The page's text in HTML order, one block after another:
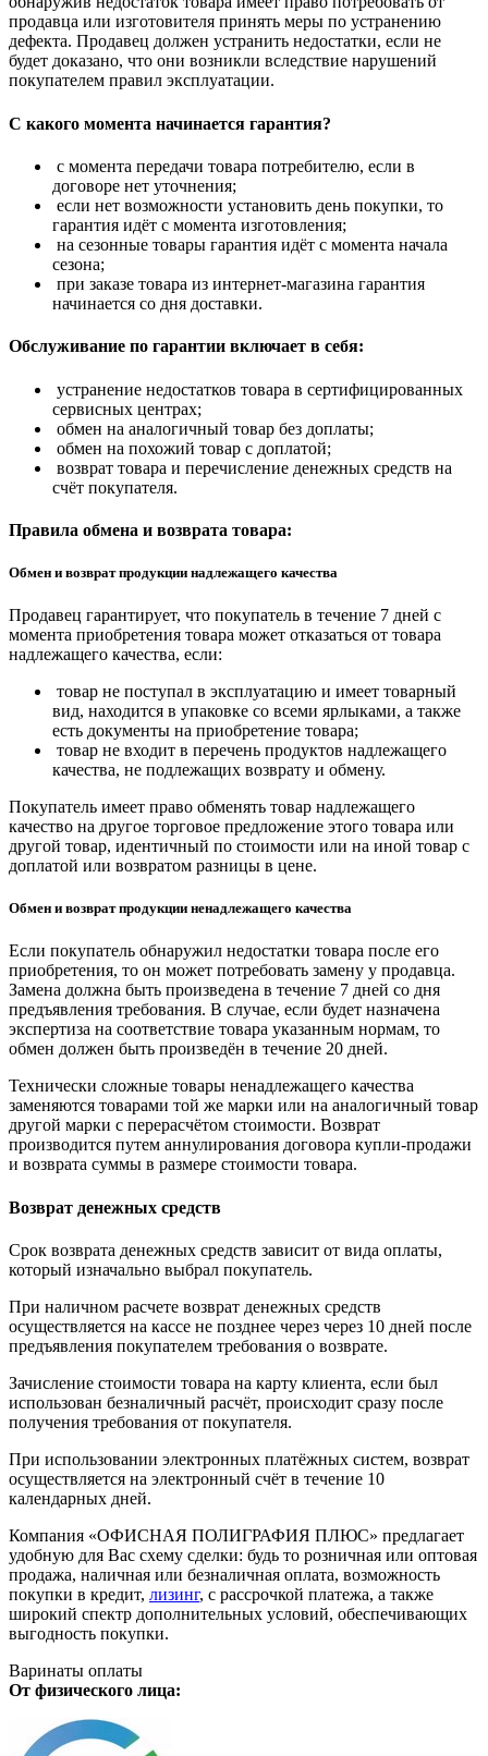
продавца или изготовителя принять меры по устранению
дефекта. Продавец должен устранить недостатки, если не
будет доказано, что они возникли вследствие нарушений
покупателем правил эксплуатации.
С какого момента начинается гарантия?
с момента передачи товара потребителю, если в
договоре нет уточнения;
если нет возможности установить день покупки, то
гарантия идёт с момента изготовления;
на сезонные товары гарантия идёт с момента начала
сезона;
при заказе товара из интернет-магазина гарантия
начинается со дня доставки.
Обслуживание по гарантии включает в себя:
устранение недостатков товара в сертифицированных
сервисных центрах;
обмен на аналогичный товар без доплаты;
обмен на похожий товар с доплатой;
возврат товара и перечисление денежных средств на
счёт покупателя.
Правила обмена и возврата товара:
Обмен и возврат продукции надлежащего качества
Продавец гарантирует, что покупатель в течение 7 дней с
момента приобретения товара может отказаться от товара
надлежащего качества, если:
товар не поступал в эксплуатацию и имеет товарный
вид, находится в упаковке со всеми ярлыками, а также
есть документы на приобретение товара;
товар не входит в перечень продуктов надлежащего
качества, не подлежащих возврату и обмену.
Покупатель имеет право обменять товар надлежащего
качество на другое торговое предложение этого товара или
другой товар, идентичный по стоимости или на иной товар с
доплатой или возвратом разницы в цене.
Обмен и возврат продукции ненадлежащего качества
Если покупатель обнаружил недостатки товара после его
приобретения, то он может потребовать замену у продавца.
Замена должна быть произведена в течение 7 дней со дня
предъявления требования. В случае, если будет назначена
экспертиза на соответствие товара указанным нормам, то
обмен должен быть произведён в течение 20 дней.
Технически сложные товары ненадлежащего качества
заменяются товарами той же марки или на аналогичный товар
другой марки с перерасчётом стоимости. Возврат
производится путем аннулирования договора купли-продажи
и возврата суммы в размере стоимости товара.
Возврат денежных средств
Срок возврата денежных средств зависит от вида оплаты,
который изначально выбрал покупатель.
При наличном расчете возврат денежных средств
осуществляется на кассе не позднее через через 10 дней после
предъявления покупателем требования о возврате.
Зачисление стоимости товара на карту клиента, если был
использован безналичный расчёт, происходит сразу после
получения требования от покупателя.
При использовании электронных платёжных систем, возврат
осуществляется на электронный счёт в течение 10
календарных дней.
Компания «ОФИСНАЯ ПОЛИГРАФИЯ ПЛЮС» предлагает
удобную для Вас схему сделки: будь то розничная или оптовая
продажа, наличная или безналичная оплата, возможность
покупки в кредит, лизинг, с рассрочкой платежа, а также
широкий спектр дополнительных условий, обеспечивающих
выгодность покупки.
Варинаты оплаты
От физического лица: